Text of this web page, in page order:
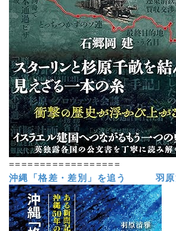
==================
沖縄「格差・差別」を追う 羽